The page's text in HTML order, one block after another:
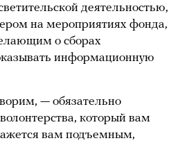
деятельностью,
на мероприятиях фонда,
о сборах
информационную
— обязательно
который вам
вам подъемным,